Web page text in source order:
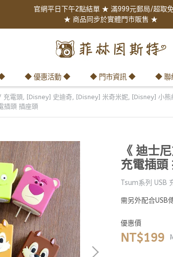
官網平日下午2點結單 ★ 滿999元郵局/超取
★ 商品同步於實體門市販售 ★
◆ 優惠活動 ◆ ◆ 門市資訊 ◆ ◆ 聯
充電頭, [Disney] 史迪奇, [Disney] 米奇米妮, [Disney] 小熊
插頭 插座頭
《 迪士
充電插頭
Tsum系列 USB
需另外配合USB
優惠價
NT$199